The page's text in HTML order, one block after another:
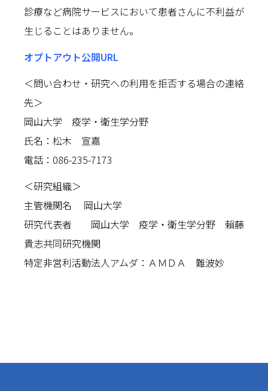
診療など病院サービスにおいて患者さんに不利益が
生じることはありません。
オプトアウト公開URL
＜問い合わせ・研究への利用を拒否する場合の連絡
先＞
岡山大学 疫学・衛生学分野
氏名：松木 宣嘉
電話：086-235-7173
＜研究組織＞
主管機関名 岡山大学
研究代表者 岡山大学 疫学・衛生学分野 賴藤
貴志共同研究機関
特定非営利活動法人アムダ：ＡＭＤＡ 難波妙